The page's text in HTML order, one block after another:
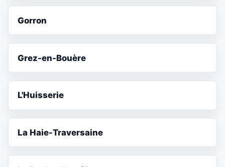
Gorron
Grez-en-Bouère
L'Huisserie
La Haie-Traversaine